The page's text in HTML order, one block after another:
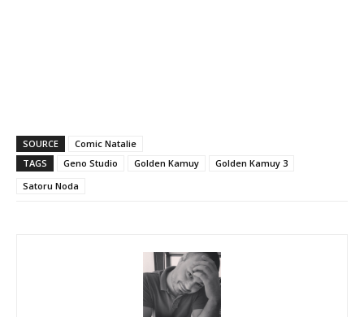
SOURCE
Comic Natalie
TAGS
Geno Studio Golden Kamuy
Golden Kamuy 3
Satoru Noda